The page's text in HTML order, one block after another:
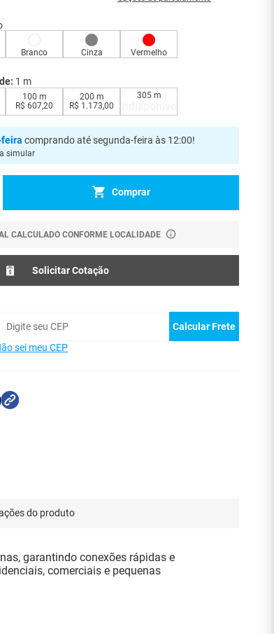
Branco Cinza Vermelho
1 m
100 m
R$ 607,20
200 m
R$ 1 .173,00
305 m
feira comprando até segunda-feira às 12:00!
simular
Comprar
CALCULADO CONFORME LOCALIDADE
Solicitar Cotação
Calcular Frete
sei meu CEP
do produto
garantindo conexões rápidas e
comerciais e pequenas